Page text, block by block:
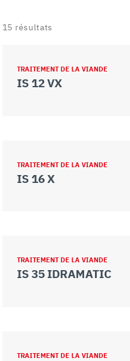
15 résultats
TRAITEMENT DE LA VIANDE
IS 12 VX
TRAITEMENT DE LA VIANDE
IS 16 X
TRAITEMENT DE LA VIANDE
IS 35 IDRAMATIC
TRAITEMENT DE LA VIANDE